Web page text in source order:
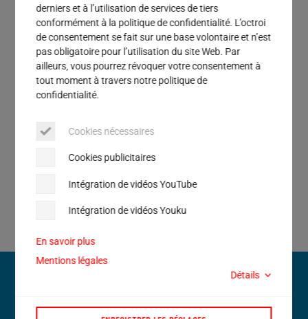
derniers et à l’utilisation de services de tiers
conformément à la politique de confidentialité. L’octroi
de consentement se fait sur une base volontaire et n’est
pas obligatoire pour l’utilisation du site Web. Par
ailleurs, vous pourrez révoquer votre consentement à
tout moment à travers notre politique de
confidentialité.
Cookies nécessaires
Cookies publicitaires
Intégration de vidéos YouTube
Intégration de vidéos Youku
En savoir plus
Mentions légales
Détails
Service
les secteurs de l’automobile, de l’électronique, de
l’agroalimentaire et de l’hygiène. Avec près de
600 collaborateurs répartis sur 27 sites, nous
sommes présents dans 20 pays à travers le
monde. Alors vous aussi, rejoignez notre brillante
équipe en nous présentant dès à présent votre